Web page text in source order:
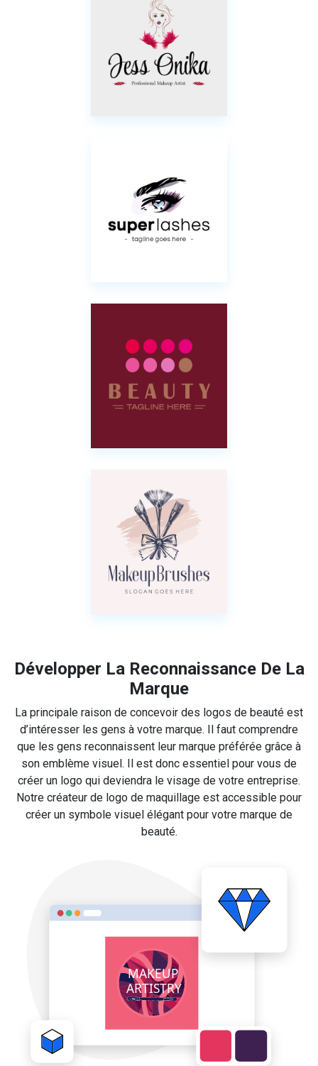
Développer La Reconnaissance De La
Marque
La principale raison de concevoir des logos de beauté est
d’intéresser les gens à votre marque. Il faut comprendre
que les gens reconnaissent leur marque préférée grâce à
son emblème visuel. Il est donc essentiel pour vous de
créer un logo qui deviendra le visage de votre entreprise.
Notre créateur de logo de maquillage est accessible pour
créer un symbole visuel élégant pour votre marque de
beauté.